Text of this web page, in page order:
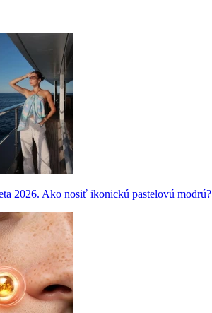
2026. Ako nosiť ikonickú pastelovú modrú?